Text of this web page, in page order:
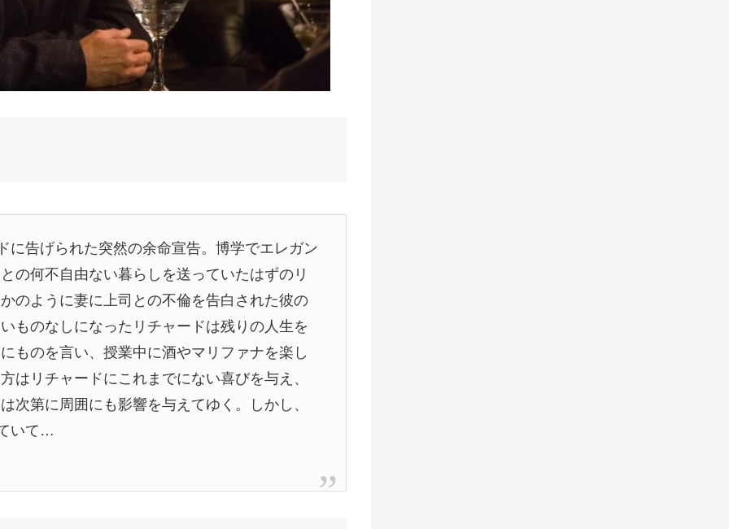
に告げられた突然の余命宣告。博学でエレガン
の何不⾃由ない暮らしを送っていたはずのリ
のように妻に上司との不倫を告⽩された彼の
ものなしになったリチャードは残りの⼈⽣を
ものを⾔い、授業中に酒やマリファナを楽し
はリチャードにこれまでにない喜びを与え、
次第に周囲にも影響を与えてゆく。しかし、
いて…